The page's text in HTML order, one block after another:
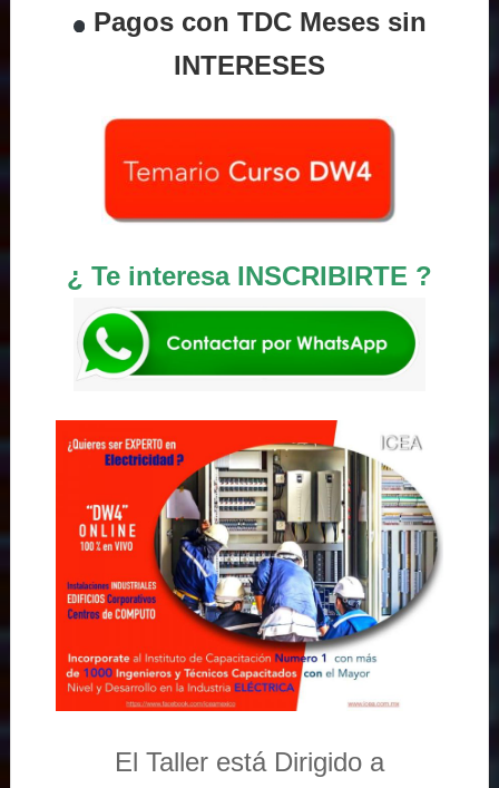
Pagos con TDC Meses sin
INTERESES
¿ Te interesa INSCRIBIRTE ?
El Taller está Dirigido a